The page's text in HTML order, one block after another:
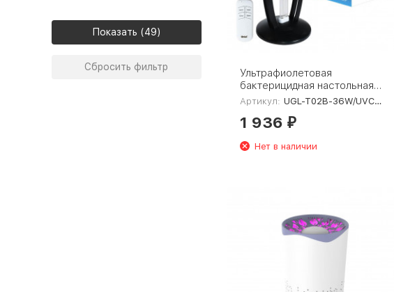
Ультрафиолетовая
бактерицидная настольная
лампа Uniel UGL-T02B-
00007266
Артикул: UGL-T02B-36W/UVCO/RC Black
1 936 ₽
Нет в наличии
Показать
Сбросить фильтр